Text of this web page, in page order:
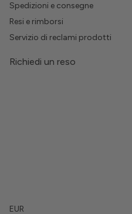
Spedizioni e consegne
Resi e rimborsi
Servizio di reclami prodotti
Richiedi un reso
EUR